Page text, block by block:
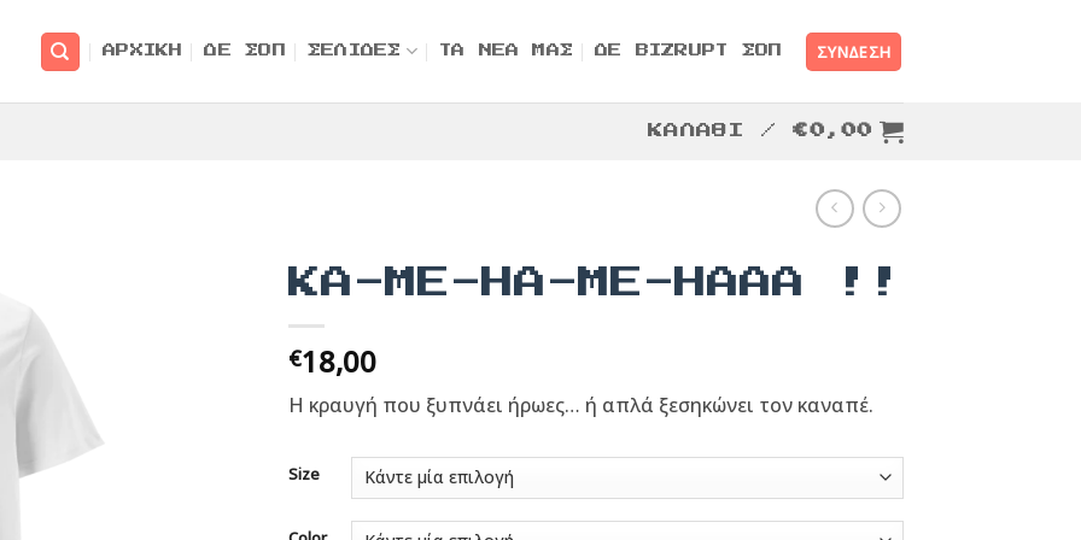
ΑΡΧΙΚΗ ΔΕ ΣΟΠ ΣΕΛΙΔΕΣ ΤΑ ΝΕΑ ΜΑΣ ΔΕ BIZRUPT ΣΟΠ ΣΎΝΔΕΣΗ
ΚΑΛΆΘΙ /€0,00
KA-ME-HA-ME-HAAA !!
€18,00
Η κραυγή που ξυπνάει ήρωες… ή απλά ξεσηκώνει τον καναπέ.
Size